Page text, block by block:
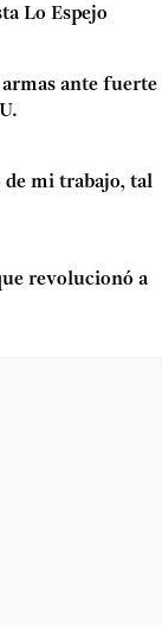
Lo Espejo
ante fuerte
mi trabajo, tal
revolucionó a